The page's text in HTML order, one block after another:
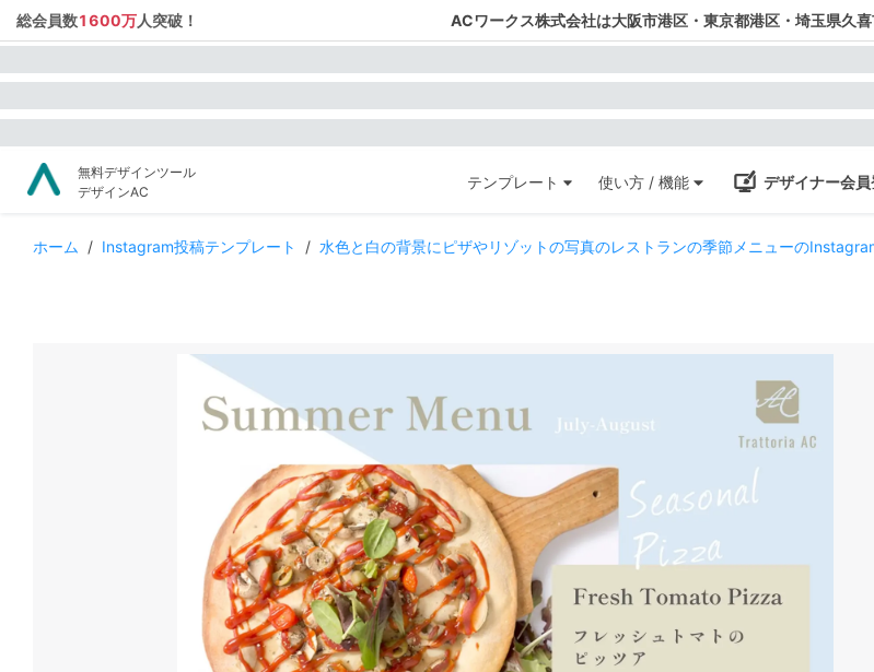
総会員数1600万人突破！ ACワークス株式会社は大阪市港区・東京都港区・埼玉県久
無料デザインツール
デザインAC
テンプレート 使い方 / 機能 デザイナー会
ホーム / Instagram投稿テンプレート / 水色と白の背景にピザやリゾットの写真のレストランの季節メニューの